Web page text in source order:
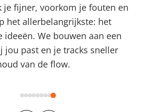
je fijner, voorkom je fouten en
het allerbelangrijkste: het
ideeën. We bouwen aan een
jou past en je tracks sneller
van de flow.